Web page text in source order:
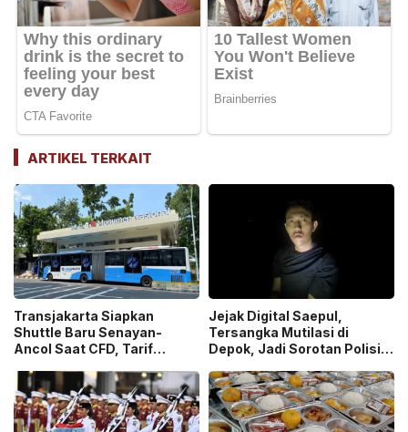
ARTIKEL TERKAIT
Transjakarta Siapkan
Shuttle Baru Senayan-
Ancol Saat CFD, Tarif
Jejak Digital Saepul,
Tersangka Mutilasi di
Depok, Jadi Sorotan Polisi